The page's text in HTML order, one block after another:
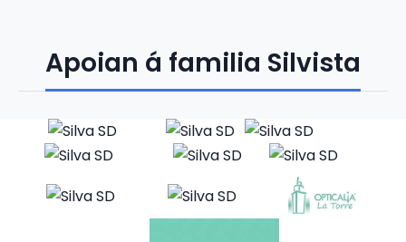
Apoian á familia Silvista